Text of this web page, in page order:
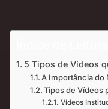
5 Tipos de Vídeos
A Importância do
Tipos de Vídeos
Vídeos